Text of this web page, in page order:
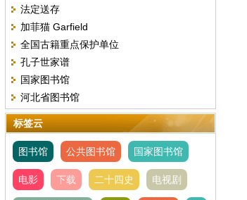
法定送存
加菲猫 Garfield
全国古籍重点保护单位
孔子世家谱
国家图书馆
河北省图书馆
标签云
图书馆 公共图书馆 国家图书馆
电影 下载 二十四史 电视剧